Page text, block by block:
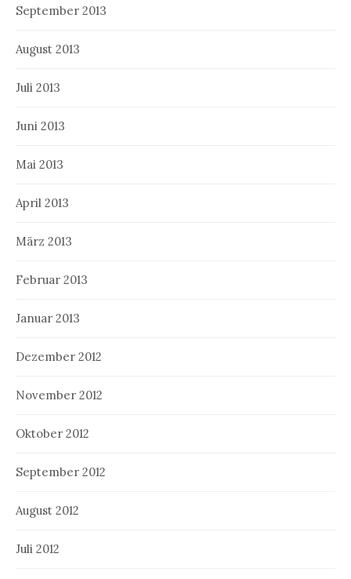
September 2013
August 2013
Juli 2013
Juni 2013
Mai 2013
April 2013
März 2013
Februar 2013
Januar 2013
Dezember 2012
November 2012
Oktober 2012
September 2012
August 2012
Juli 2012